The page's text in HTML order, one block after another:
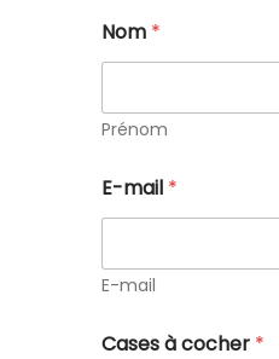
Nom *
Prénom
E-mail *
E-mail
Cases à cocher *